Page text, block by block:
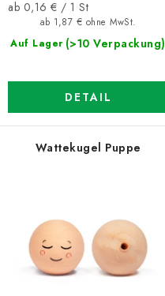
e
n
g
Auf Lager (>10 Verpackung)
ab 1,87 € ohne MwSt.
Verkaufspreis:
ab 0,16 € / 1 St
DETAIL
Wattekugel Puppe